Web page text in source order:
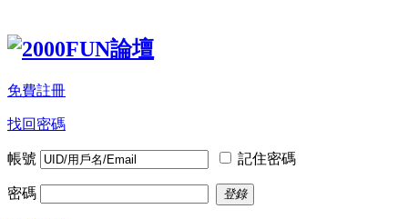
免費註冊
找回密碼
帳號 記住密碼
密碼 登錄